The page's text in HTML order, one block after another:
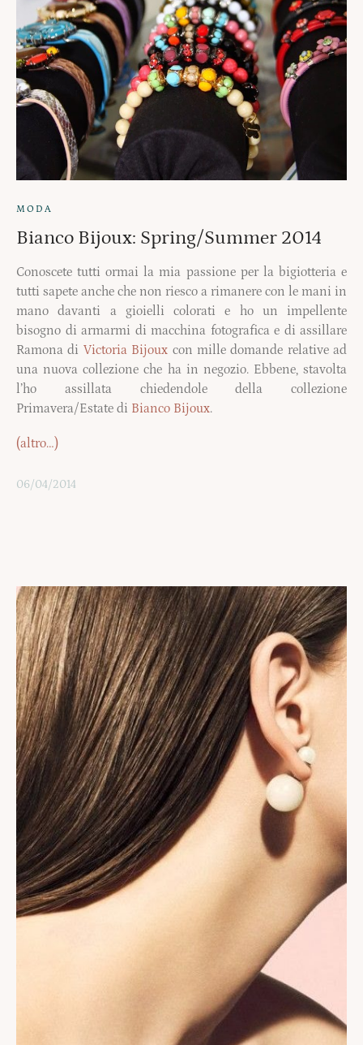
MODA
Bianco Bijoux: Spring/Summer 2014
Conoscete tutti ormai la mia passione per la bigiotteria e
tutti sapete anche che non riesco a rimanere con le mani in
mano davanti a gioielli colorati e ho un impellente
bisogno di armarmi di macchina fotografica e di assillare
Ramona di Victoria Bijoux con mille domande relative ad
una nuova collezione che ha in negozio. Ebbene, stavolta
l’ho assillata chiedendole della collezione
Primavera/Estate di Bianco Bijoux.
(altro…)
06/04/2014